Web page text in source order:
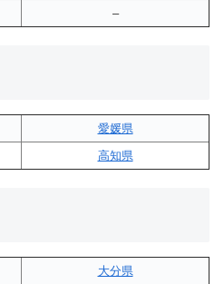
–
愛媛県
高知県
大分県